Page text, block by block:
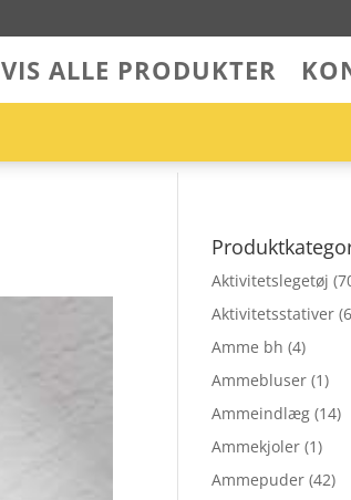
VIS ALLE PRODUKTER
Aktivitetslegetøj
Aktivitetsstativer
Amme bh (4)
Ammebluser (1)
Ammeindlæg (14)
Ammekjoler (1)
Ammepuder (42)